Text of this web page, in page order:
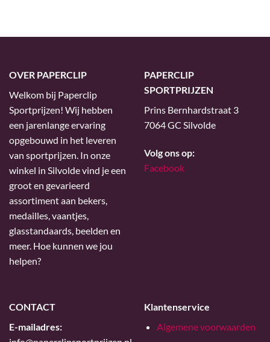
OVER PAPERCLIP
Welkom bij Paperclip
Sportprijzen! Wij hebben
een jarenlange ervaring
opgebouwd in het leveren
van sportprijzen. In onze
winkel in Silvolde vind je een
groot en gevarieerd
assortiment aan bekers,
medailles, vaantjes,
glasstandaards, beelden en
meer. Hoe kunnen we jou
helpen?
PAPERCLIP
SPORTPRIJZEN
Prins Bernhardstraat 3
7064 GC Silvolde
Volg ons op:
Facebook
CONTACT
E-mailadres:
Klantenservice
Algemene voorwaarden